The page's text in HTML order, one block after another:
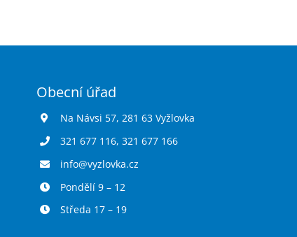
Obecní úřad
Na Návsi 57, 281 63 Vyžlovka
321 677 116, 321 677 166
info@vyzlovka.cz
Pondělí 9 – 12
Středa 17 – 19